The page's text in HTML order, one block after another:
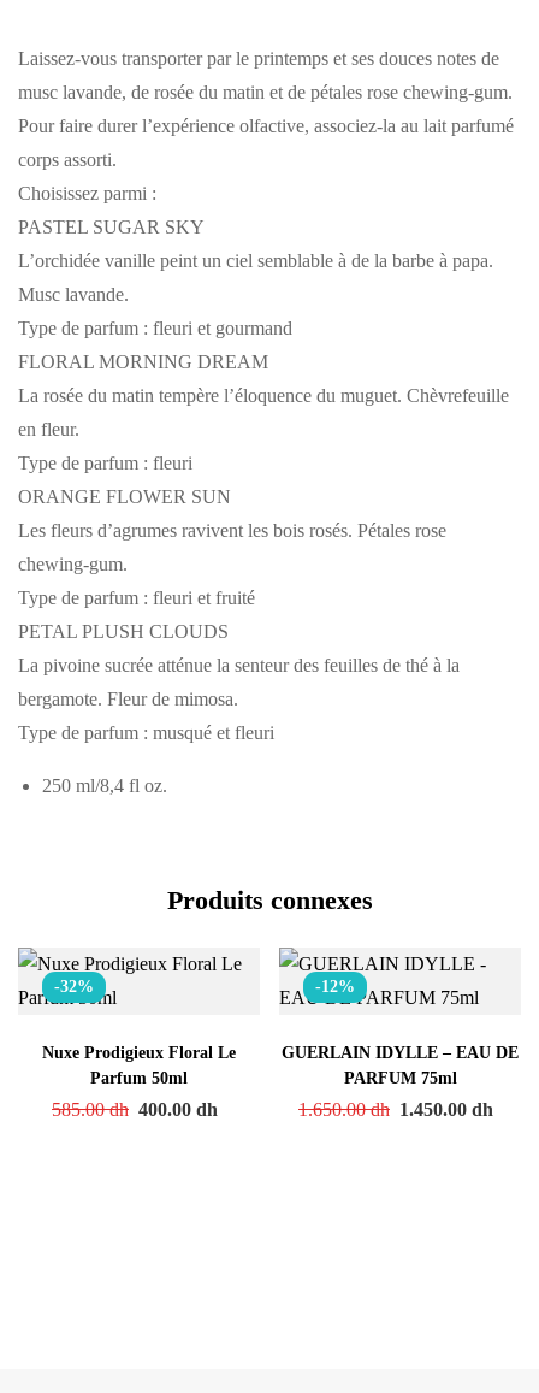
Laissez-vous transporter par le printemps et ses douces notes de
musc lavande, de rosée du matin et de pétales rose chewing-gum.
Pour faire durer l’expérience olfactive, associez-la au lait parfumé
corps assorti.
Choisissez parmi :
PASTEL SUGAR SKY
L’orchidée vanille peint un ciel semblable à de la barbe à papa.
Musc lavande.
Type de parfum : fleuri et gourmand
FLORAL MORNING DREAM
La rosée du matin tempère l’éloquence du muguet. Chèvrefeuille
en fleur.
Type de parfum : fleuri
ORANGE FLOWER SUN
Les fleurs d’agrumes ravivent les bois rosés. Pétales rose
chewing-gum.
Type de parfum : fleuri et fruité
PETAL PLUSH CLOUDS
La pivoine sucrée atténue la senteur des feuilles de thé à la
bergamote. Fleur de mimosa.
Type de parfum : musqué et fleuri
250 ml/8,4 fl oz.
Produits connexes
-32%
Nuxe Prodigieux Floral Le
Parfum 50ml
585.00dh 400.00 dh
-12%
GUERLAIN IDYLLE – EAU DE
PARFUM 75ml
1.650.00dh 1.450.00 dh